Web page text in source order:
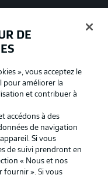
DE
», vous acceptez le
pour améliorer la
et contribuer à
accédons à des
de navigation
Si vous
de suivi prendront en
« Nous et nos
fournir ». Si vous